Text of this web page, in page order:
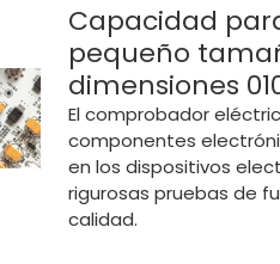
Capacidad
pequeño
dimensiones
El comprobador
componentes
en los dispositivos
rigurosas pruebas de
calidad.